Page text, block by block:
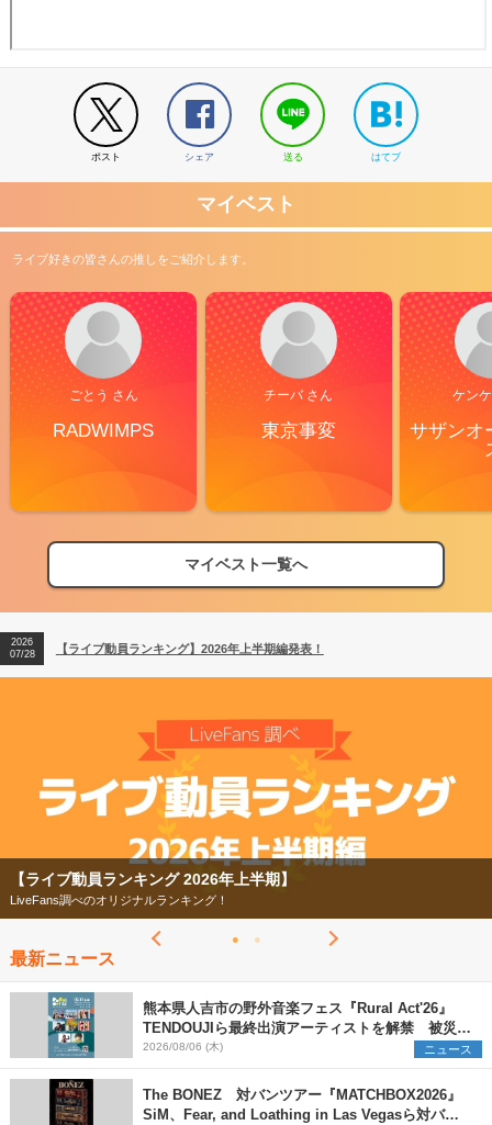
ポスト シェア 送る はてブ
マイベスト
ライブ好きの皆さんの推しをご紹介します。
ごとう さん
RADWIMPS
チーバ さん
東京事変
ケン
サザンオ
マイベスト一覧へ
【ライブ動員ランキング】2026年上半期編発表！
【フェス特集2026】フェス情報はここから！
2026
07/28
【ライブ動員ランキング】2026年上半期編発表！
【ライブ動員ランキング 2026年上半期】
LiveFans調べのオリジナルランキング！
最新ニュース
熊本県人吉市の野外音楽フェス『Rural Act'26』
TENDOUJIら最終出演アーティストを解禁 被災地
支援プロジェクトの始動も発表
2026/08/06 (木) ニュース
The BONEZ 対バンツアー『MATCHBOX2026』
SiM、Fear, and Loathing in Las Vegasら対バン